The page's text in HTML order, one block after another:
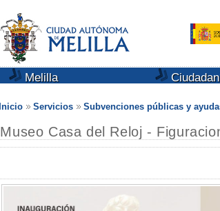
Melilla
Inicio Servicios Subvenciones públicas y
Museo Casa del Reloj -